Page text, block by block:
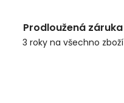
Prodloužená záruka
3 roky na všechno zboží